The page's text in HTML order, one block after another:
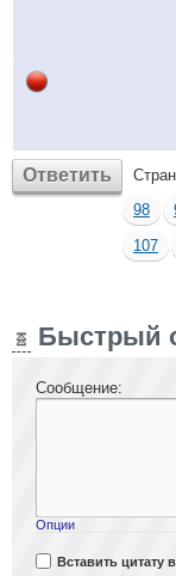
Ответить
98
107
Быстрый
Сообщение:
Опции
Вставить цитату